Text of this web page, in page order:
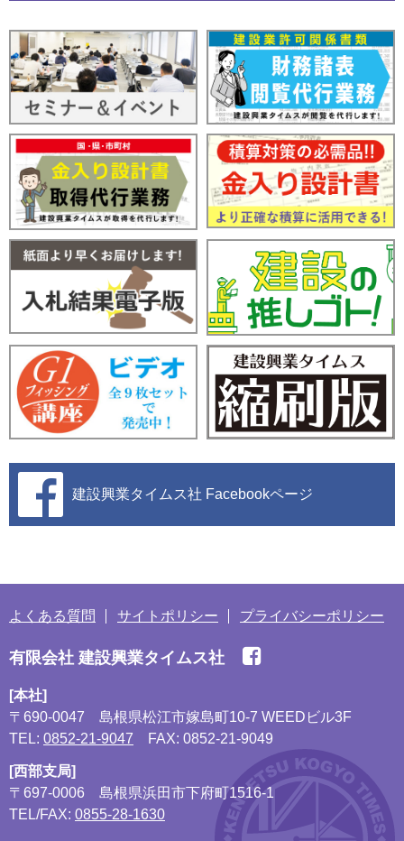
建設興業タイムス社 Facebookページ
よくある質問 サイトポリシー プライバシーポリシー
有限会社 建設興業タイムス社
[本社]
〒690-0047
島根県松江市嫁島町10-7 WEEDビル3F
TEL: 0852-21-9047 FAX: 0852-21-9049
[西部支局]
〒697-0006
島根県浜田市下府町1516-1
TEL/FAX: 0855-28-1630